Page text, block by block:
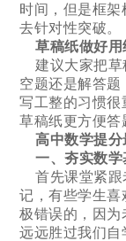
时间，但是框架
去针对性突破。
草稿纸做好用
建议大家把草
空题还是解答
写工整的习惯很
草稿纸更方便答
高中数学提
一、夯实数学
首先课堂紧跟
记，有些学生喜
极错误的，因为
远远胜过我们自